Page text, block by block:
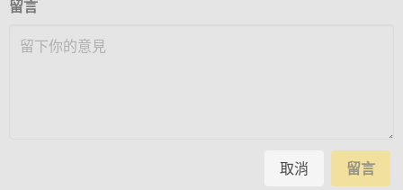
留言
取消 留言